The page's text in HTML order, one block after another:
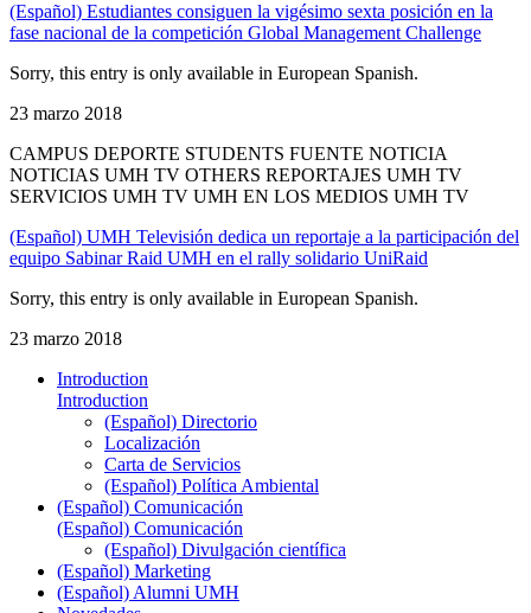
(Español) Estudiantes consiguen la vigésimo sexta posición en la
fase nacional de la competición Global Management Challenge
Sorry, this entry is only available in European Spanish.
23 marzo 2018
CAMPUS DEPORTE STUDENTS FUENTE NOTICIA
NOTICIAS UMH TV OTHERS REPORTAJES UMH TV
SERVICIOS UMH TV UMH EN LOS MEDIOS UMH TV
(Español) UMH Televisión dedica un reportaje a la participación del
equipo Sabinar Raid UMH en el rally solidario UniRaid
Sorry, this entry is only available in European Spanish.
23 marzo 2018
Introduction
Introduction
(Español) Directorio
Localización
Carta de Servicios
(Español) Política Ambiental
(Español) Comunicación
(Español) Comunicación
(Español) Divulgación científica
(Español) Marketing
(Español) Alumni UMH